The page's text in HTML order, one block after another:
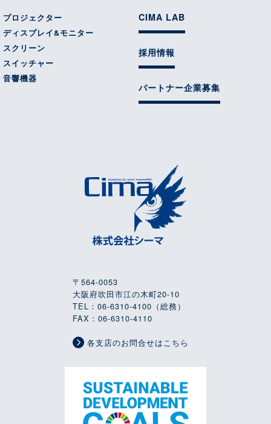
プロジェクター
ディスプレイ&モニター
スクリーン
スイッチャー
音響機器
CIMA LAB
採用情報
パートナー企業募集
〒564-0053
大阪府吹田市江の木町20-10
TEL：06-6310-4100（総務）
FAX：06-6310-4110
各支店のお問合せはこちら